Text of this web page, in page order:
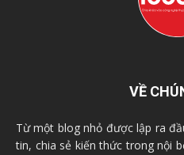
VỀ
Từ một blog nhỏ được lập ra
tin, chia sẻ kiến thức trong nội